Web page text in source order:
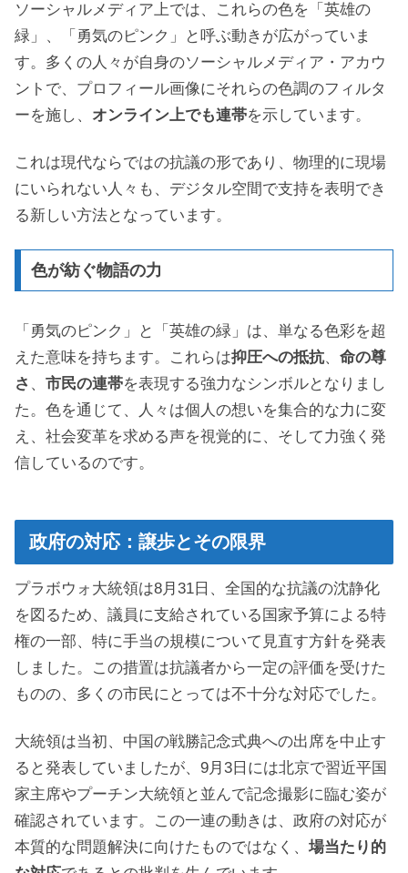
ソーシャルメディア上では、これらの色を「英雄の
緑」、「勇気のピンク」と呼ぶ動きが広がっていま
す。多くの人々が自身のソーシャルメディア・アカウ
ントで、プロフィール画像にそれらの色調のフィルタ
ーを施し、 オンライン上でも連帯を示しています。
これは現代ならではの抗議の形であり、物理的に現場
にいられない人々も、デジタル空間で支持を表明でき
る新しい方法となっています。
色が紡ぐ物語の力
「勇気のピンク」と「英雄の緑」は、単なる色彩を超
えた意味を持ちます。これらは抑圧への抵抗、 命の尊
さ 、 市民の連帯を表現する強力なシンボルとなりまし
た。色を通じて、人々は個人の想いを集合的な力に変
え、社会変革を求める声を視覚的に、そして力強く発
信しているのです。
政府の対応：譲歩とその限界
プラボウォ大統領は8月31日、全国的な抗議の沈静化
を図るため、議員に支給されている国家予算による特
権の一部、特に手当の規模について見直す方針を発表
しました。この措置は抗議者から一定の評価を受けた
ものの、多くの市民にとっては不十分な対応でした。
大統領は当初、中国の戦勝記念式典への出席を中止す
ると発表していましたが、9月3日には北京で習近平国
家主席やプーチン大統領と並んで記念撮影に臨む姿が
確認されています。この一連の動きは、政府の対応が
本質的な問題解決に向けたものではなく、 場当たり的